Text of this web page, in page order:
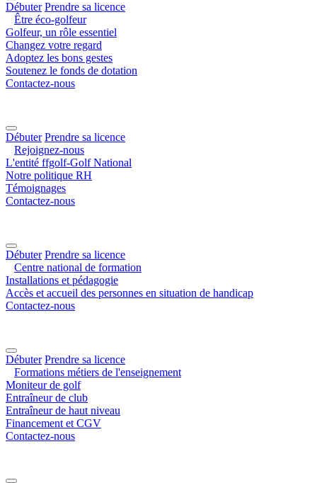
Débuter Prendre sa licence
Être éco-golfeur
Golfeur, un rôle essentiel
Changez votre regard
Adoptez les bons gestes
Soutenez le fonds de dotation
Contactez-nous
Débuter Prendre sa licence
Rejoignez-nous
L'entité ffgolf-Golf National
Notre politique RH
Témoignages
Contactez-nous
Débuter Prendre sa licence
Centre national de formation
Installations et pédagogie
Accès et accueil des personnes en situation de handicap
Contactez-nous
Débuter Prendre sa licence
Formations métiers de l'enseignement
Moniteur de golf
Entraîneur de club
Entraîneur de haut niveau
Financement et CGV
Contactez-nous